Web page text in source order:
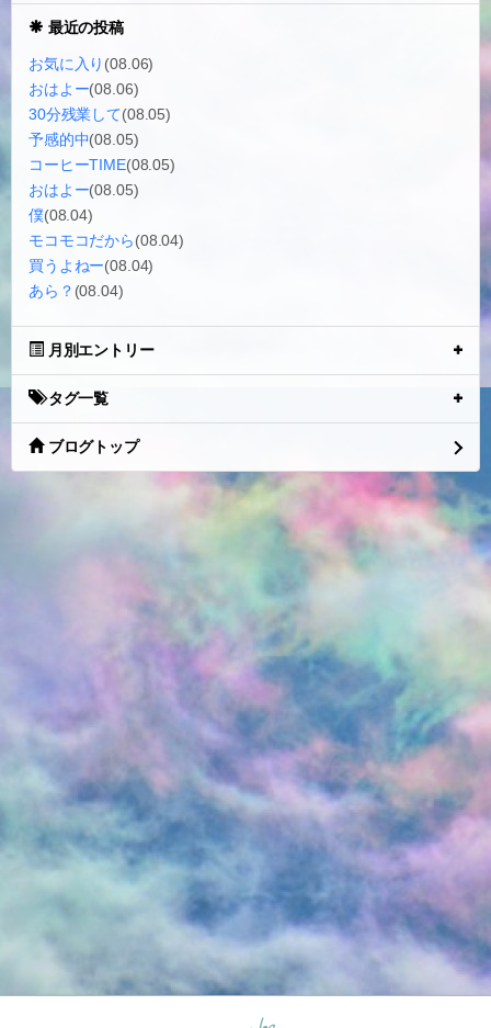
最近の投稿
お気に入り (08.06)
おはよー(08.06)
30分残業して(08.05)
予感的中(08.05)
コーヒーTIME(08.05)
おはよー(08.05)
僕(08.04)
モコモコだから(08.04)
買うよねー(08.04)
あら？ (08.04)
月別エントリー
タグ一覧
ブログトップ